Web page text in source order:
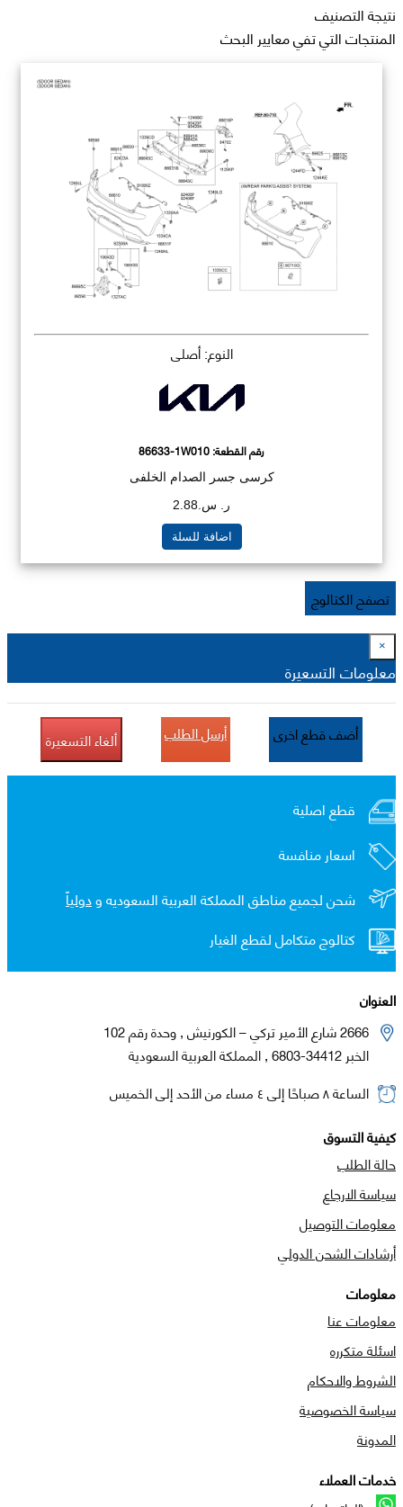
نتيجة التصنيف
المنتجات التي تفي معايير البحث
النوع: أصلي
رقم القطعة:86633-1W010
كرسى جسر الصدام الخلفى
ر. س.2.88
اضافة للسلة
تصفح الكتالوج
×
معلومات التسعيرة
أضف قطع اخرى أرسل الطلب ألغاء التسعيرة
قطع اصلية
اسعار منافسة
شحن لجميع مناطق المملكة العربية السعوديه ودولياً
كتالوج متكامل لقطع الغيار
العنوان
2666 شارع الأمير تركي – الكورنيش , وحدة رقم 102
الخبر 34412-6803 , المملكة العربية السعودية
الساعة ٨ صباحًا إلى ٤ مساء من الأحد إلى الخميس
كيفية التسوق
حالة الطلب
سياسة الارجاع
معلومات التوصيل
أرشادات الشحن الدولي
معلومات
معلومات عنا
اسئلة متكرره
الشروط والاحكام
سياسة الخصوصية
المدونة
خدمات العملاء